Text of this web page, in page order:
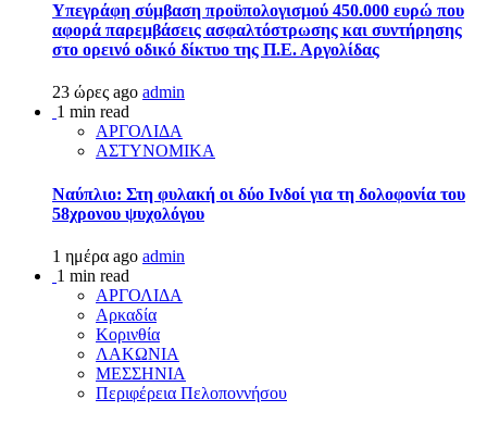
Υπεγράφη σύμβαση προϋπολογισμού 450.000 ευρώ που
αφορά παρεμβάσεις ασφαλτόστρωσης και συντήρησης
στο ορεινό οδικό δίκτυο της Π.Ε. Αργολίδας
23 ώρες ago admin
1 min read
ΑΡΓΟΛΙΔΑ
ΑΣΤΥΝΟΜΙΚΑ
Ναύπλιο: Στη φυλακή οι δύο Ινδοί για τη δολοφονία του
58χρονου ψυχολόγου
1 ημέρα ago admin
1 min read
ΑΡΓΟΛΙΔΑ
Αρκαδία
Κορινθία
ΛΑΚΩΝΙΑ
ΜΕΣΣΗΝΙΑ
Περιφέρεια Πελοποννήσου